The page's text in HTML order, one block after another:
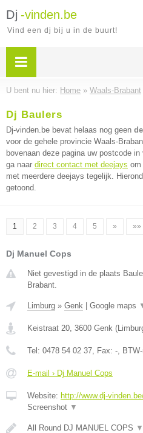
Dj -vinden.be
Vind een dj bij u in de buurt!
U bent nu hier: Home » Waals-Brabant
Dj Baulers
Dj-vinden.be bevat helaas nog geen
voor de gehele provincie Waals-
bovenaan deze pagina uw postcode
ga naar direct contact met deejays om
met meerdere deejays tegelijk.
getoond.
1 2 3 4 5 » »»
Dj Manuel Cops
Niet gevestigd in de plaats
Brabant.
Limburg » Genk Google maps
Keistraat 20, 3600 Genk (
Tel: 0478 54 02 37, Fax: -,
E-mail › Dj Manuel Cops
Website: http://www.dj-
Screenshot ▼
All Round DJ MANUEL COPS ▼